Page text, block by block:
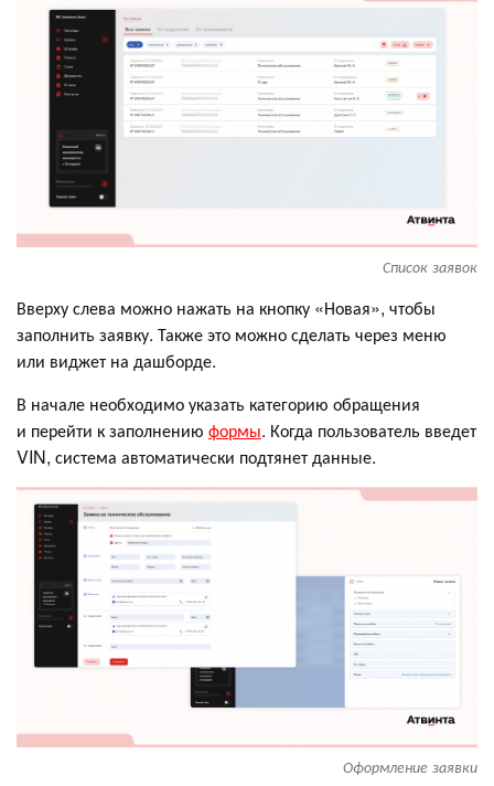
Список заявок
Вверху слева можно нажать на кнопку «Новая», чтобы
заполнить заявку. Также это можно сделать через меню
или виджет на дашборде.
В начале необходимо указать категорию обращения
и перейти к заполнению формы. Когда пользователь введет
VIN, система автоматически подтянет данные.
Оформление заявки